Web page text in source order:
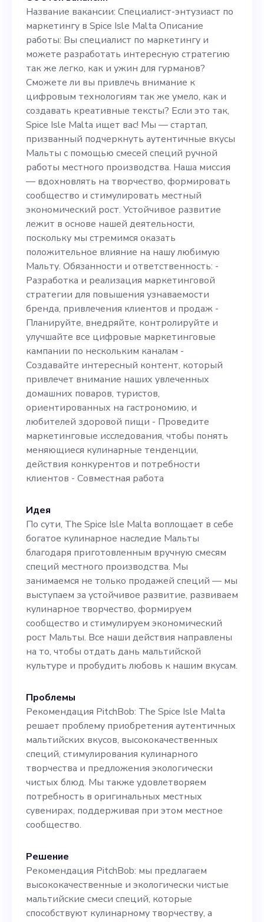
Isle Malta ищет вас! Мы —
стартап, призванный
подчеркнуть аутентичные
вкусы Мальты с помощью
смесей специй ручной
работы местного
производства. Наша миссия
— вдохновлять на
творчество, формировать
сообщество и
стимулировать местный
экономический рост.
Устойчивое развитие
лежит в основе нашей
деятельности, поскольку
мы стремимся оказать
положительное влияние на
нашу любимую Мальту.
Обязанности и
ответственность: -
Разработка и реализация
маркетинговой стратегии
для повышения
привлечения клиентов и
продаж - Планируйте,
внедряйте, контролируйте
и улучшайте все цифровые
маркетинговые кампании
по нескольким каналам -
Создавайте интересный
контент, который
увлеченных домашних
поваров, туристов,
ориентированных на
гастрономию, и любителей
здоровой пищи -
Проведите маркетинговые
исследования, чтобы
понять меняющиеся
кулинарные тенденции,
действия конкурентов и
Название вакансии: Специалист-энтузиаст по
маркетингу в Spice Isle Malta Описание
работы: Вы специалист по маркетингу и
можете разработать интересную стратегию
так же легко, как и ужин для гурманов?
Сможете ли вы привлечь внимание к
цифровым технологиям так же умело, как и
создавать креативные тексты? Если это так,
Spice Isle Malta ищет вас! Мы — стартап,
призванный подчеркнуть аутентичные вкусы
Мальты с помощью смесей специй ручной
работы местного производства. Наша миссия
— вдохновлять на творчество, формировать
сообщество и стимулировать местный
экономический рост. Устойчивое развитие
лежит в основе нашей деятельности,
поскольку мы стремимся оказать
положительное влияние на нашу любимую
Мальту. Обязанности и ответственность: -
Разработка и реализация маркетинговой
стратегии для повышения узнаваемости
бренда, привлечения клиентов и продаж -
Планируйте, внедряйте, контролируйте и
улучшайте все цифровые маркетинговые
кампании по нескольким каналам -
Создавайте интересный контент, который
привлечет внимание наших увлеченных
домашних поваров, туристов,
ориентированных на гастрономию, и
любителей здоровой пищи - Проведите
маркетинговые исследования, чтобы понять
меняющиеся кулинарные тенденции,
действия конкурентов и потребности
клиентов - Совместная работа
Идея
По сути, The Spice Isle Malta воплощает в себе
богатое кулинарное наследие Мальты
благодаря приготовленным вручную смесям
специй местного производства. Мы
занимаемся не только продажей специй — мы
выступаем за устойчивое развитие, развиваем
кулинарное творчество, формируем
сообщество и стимулируем экономический
рост Мальты. Все наши действия направлены
на то, чтобы отдать дань мальтийской
культуре и пробудить любовь к нашим вкусам.
Проблемы
Рекомендация PitchBob: The Spice Isle Malta
решает проблему приобретения аутентичных
мальтийских вкусов, высококачественных
специй, стимулирования кулинарного
творчества и предложения экологически
чистых блюд. Мы также удовлетворяем
потребность в оригинальных местных
сувенирах, поддерживая при этом местное
сообщество.
Решение
Рекомендация PitchBob: мы предлагаем
высококачественные и экологически чистые
мальтийские смеси специй, которые
способствуют кулинарному творчеству, а